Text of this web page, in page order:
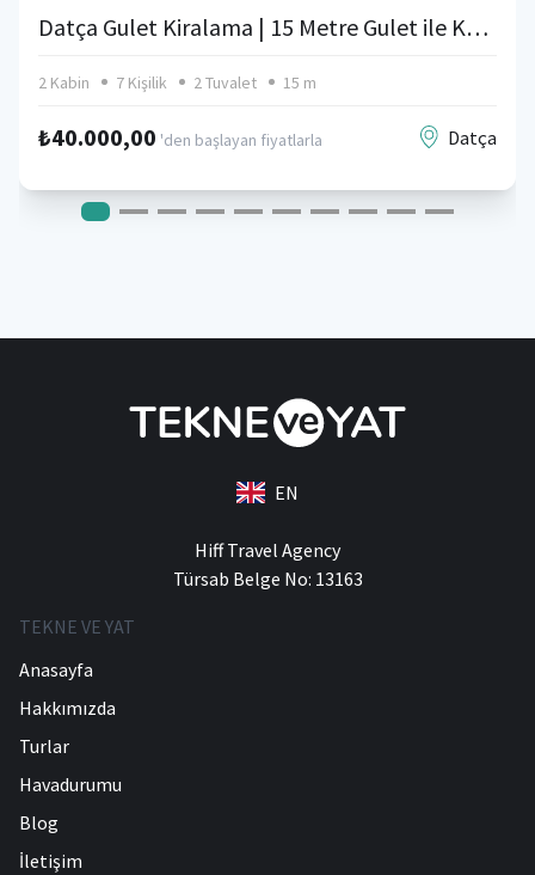
Datça Gulet Kiralama | 15 Metre Gulet ile Konaklamalı Mavi Tur
2 Kabin 7 Kişilik 2 Tuvalet 15 m
₺40.000,00 'den başlayan fiyatlarla Datça
EN
Hiff Travel Agency
Türsab Belge No: 13163
TEKNE VE YAT
Anasayfa
Hakkımızda
Turlar
Havadurumu
Blog
İletişim